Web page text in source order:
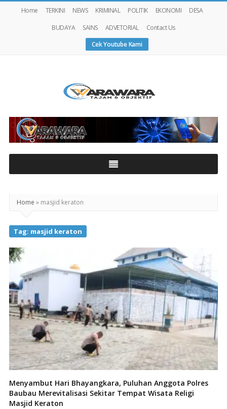
Home TERKINI NEWS KRIMINAL POLITIK EKONOMI
DESA
BUDAYA
SAINS ADVETORIAL
Contact Us
Cek Youtube Kami
Warawaranews
Home » masjid keraton
Tag: masjid keraton
Menyambut Hari Bhayangkara, Puluhan Anggota Polres
Baubau Merevitalisasi Sekitar Tempat Wisata Religi
Masjid Keraton